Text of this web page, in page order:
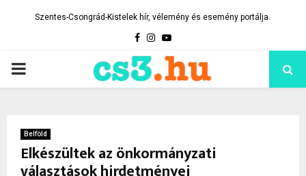
Szentes-Csongrád-Kistelek hír, vélemény és esemény portálja.
Facebook
Instagram
Youtube
PRIMARY
Belföld
Elkészültek az önkormányzati